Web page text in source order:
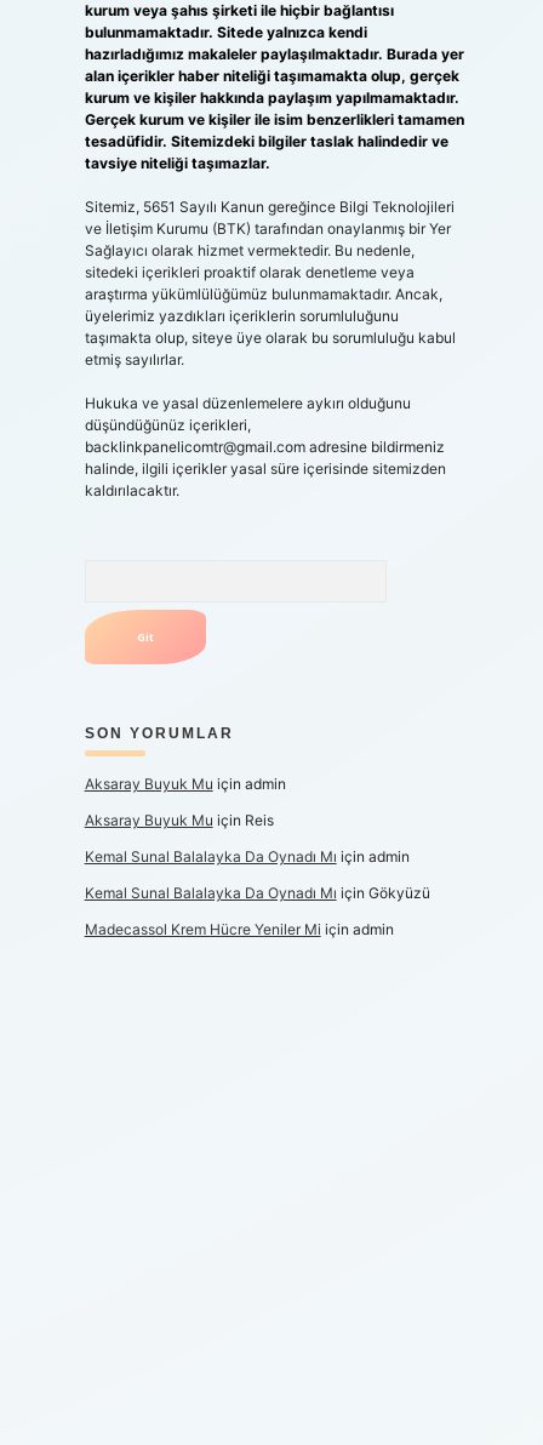
kurum veya şahıs şirketi ile hiçbir bağlantısı
bulunmamaktadır. Sitede yalnızca kendi
hazırladığımız makaleler paylaşılmaktadır. Burada yer
alan içerikler haber niteliği taşımamakta olup, gerçek
kurum ve kişiler hakkında paylaşım yapılmamaktadır.
Gerçek kurum ve kişiler ile isim benzerlikleri tamamen
tesadüfidir. Sitemizdeki bilgiler taslak halindedir ve
tavsiye niteliği taşımazlar.
Sitemiz, 5651 Sayılı Kanun gereğince Bilgi Teknolojileri
ve İletişim Kurumu (BTK) tarafından onaylanmış bir Yer
Sağlayıcı olarak hizmet vermektedir. Bu nedenle,
sitedeki içerikleri proaktif olarak denetleme veya
araştırma yükümlülüğümüz bulunmamaktadır. Ancak,
üyelerimiz yazdıkları içeriklerin sorumluluğunu
taşımakta olup, siteye üye olarak bu sorumluluğu kabul
etmiş sayılırlar.
Hukuka ve yasal düzenlemelere aykırı olduğunu
düşündüğünüz içerikleri,
backlinkpanelicomtr@gmail.comadresine bildirmeniz
halinde, ilgili içerikler yasal süre içerisinde sitemizden
kaldırılacaktır.
SON YORUMLAR
Aksaray Buyuk Mu için admin
Aksaray Buyuk Mu için Reis
Kemal Sunal Balalayka Da Oynadı Mı için admin
Kemal Sunal Balalayka Da Oynadı Mı için Gökyüzü
Madecassol Krem Hücre Yeniler Mi için admin